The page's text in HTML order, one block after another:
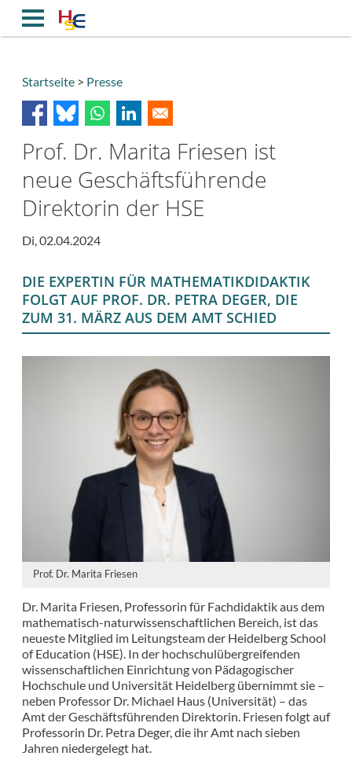
Inhalt
Breadcrumb
Startseite Presse
Prof. Dr. Marita Friesen ist
neue Geschäftsführende
Direktorin der HSE
Di, 02.04.2024
DIE EXPERTIN FÜR MATHEMATIKDIDAKTIK
FOLGT AUF PROF. DR. PETRA DEGER, DIE
ZUM 31. MÄRZ AUS DEM AMT SCHIED
Prof. Dr. Marita Friesen
Dr. Marita Friesen, Professorin für Fachdidaktik aus dem
mathematisch-naturwissenschaftlichen Bereich, ist das
neueste Mitglied im Leitungsteam der Heidelberg School
of Education (HSE). In der hochschulübergreifenden
wissenschaftlichen Einrichtung von Pädagogischer
Hochschule und Universität Heidelberg übernimmt sie –
neben Professor Dr. Michael Haus (Universität) – das
Amt der Geschäftsführenden Direktorin. Friesen folgt auf
Professorin Dr. Petra Deger, die ihr Amt nach sieben
Jahren niedergelegt hat.